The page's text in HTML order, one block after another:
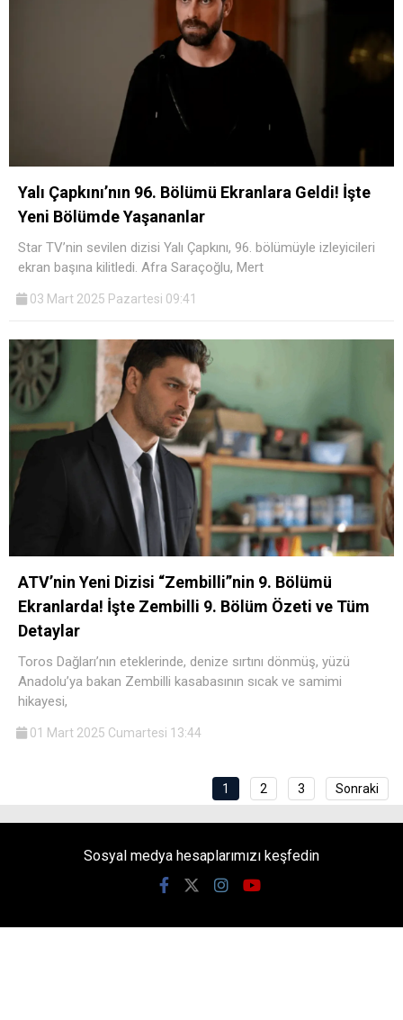
Yalı Çapkını’nın 96. Bölümü Ekranlara Geldi! İşte
Yeni Bölümde Yaşananlar
Star TV’nin sevilen dizisi Yalı Çapkını, 96. bölümüyle izleyicileri
ekran başına kilitledi. Afra Saraçoğlu, Mert
03 Mart 2025 Pazartesi 09:41
ATV’nin Yeni Dizisi “Zembilli”nin 9. Bölümü
Ekranlarda! İşte Zembilli 9. Bölüm Özeti ve Tüm
Detaylar
Toros Dağları’nın eteklerinde, denize sırtını dönmüş, yüzü
Anadolu’ya bakan Zembilli kasabasının sıcak ve samimi
hikayesi,
01 Mart 2025 Cumartesi 13:44
1 2 3 Sonraki
Sosyal medya hesaplarımızı keşfedin